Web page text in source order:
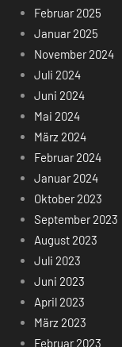
Februar 2025
Januar 2025
November 2024
Juli 2024
Juni 2024
Mai 2024
März 2024
Februar 2024
Januar 2024
Oktober 2023
September 2023
August 2023
Juli 2023
Juni 2023
April 2023
März 2023
Februar 2023